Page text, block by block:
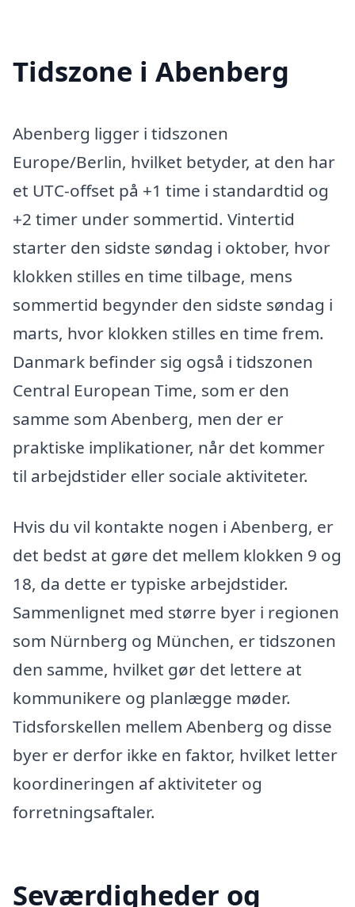
Tidszone i Abenberg
Abenberg ligger i tidszonen
Europe/Berlin, hvilket betyder, at den har
et UTC-offset på +1 time i standardtid og
+2 timer under sommertid. Vintertid
starter den sidste søndag i oktober, hvor
klokken stilles en time tilbage, mens
sommertid begynder den sidste søndag i
marts, hvor klokken stilles en time frem.
Danmark befinder sig også i tidszonen
Central European Time, som er den
samme som Abenberg, men der er
praktiske implikationer, når det kommer
til arbejdstider eller sociale aktiviteter.
Hvis du vil kontakte nogen i Abenberg, er
det bedst at gøre det mellem klokken 9 og
18, da dette er typiske arbejdstider.
Sammenlignet med større byer i regionen
som Nürnberg og München, er tidszonen
den samme, hvilket gør det lettere at
kommunikere og planlægge møder.
Tidsforskellen mellem Abenberg og disse
byer er derfor ikke en faktor, hvilket letter
koordineringen af aktiviteter og
forretningsaftaler.
Seværdigheder og